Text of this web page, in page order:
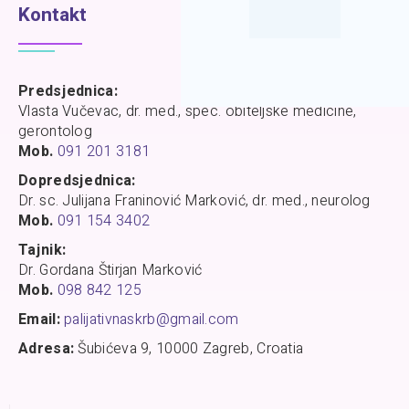
Kontakt
Predsjednica:
Vlasta Vučevac, dr. med., spec. obiteljske medicine,
gerontolog
Mob. 091 201 3181
Dopredsjednica:
Dr. sc. Julijana Franinović Marković, dr. med., neurolog
Mob. 091 154 3402
Tajnik:
Dr. Gordana Štirjan Marković
Mob. 098 842 125
Email:palijativnaskrb@gmail.com
Adresa:Šubićeva 9, 10000 Zagreb, Croatia